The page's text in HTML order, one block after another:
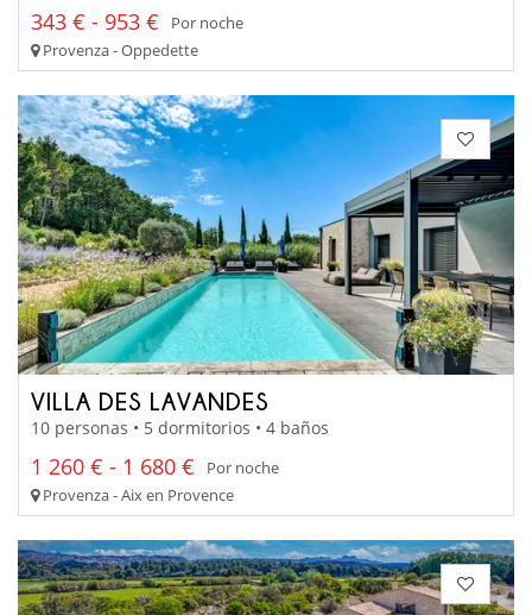
343 € - 953 €
Por noche
Provenza - Oppedette
VILLA DES LAVANDES
10 personas • 5 dormitorios • 4 baños
1 260 € - 1 680 €
Por noche
Provenza - Aix en Provence